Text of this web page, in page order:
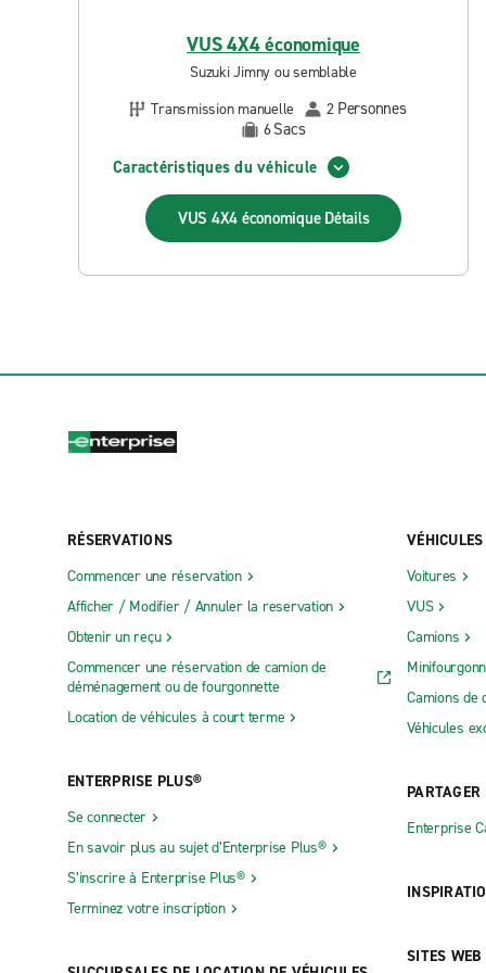
VUS 4X4 économique
Suzuki Jimny ou semblable
Transmission manuelle
2 Personnes
6Sacs
Caractéristiques du véhicule
VUS 4X4 économique Détails
RÉSERVATIONS
Commencer une réservation
Afficher / Modifier / Annuler la reservation
Obtenir un reçu
Commencer une réservation de camion de
déménagement ou de fourgonnette
Location de véhicules à court terme
ENTERPRISE PLUS®
Se connecter
En savoir plus au sujet d’Enterprise Plus®
S’inscrire à Enterprise Plus®
Terminez votre inscription
VÉHICULES
Voitures
VUS
Camions
Camions de
Véhicules
PARTAGER
Enterprise
SITES